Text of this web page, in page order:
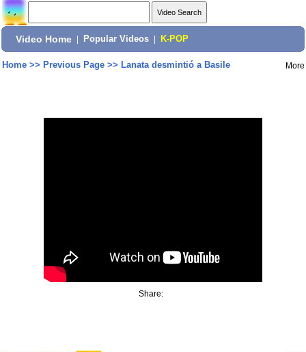
Video Home Popular Videos K-POP
Home>> Previous Page>> Lanata desmintió a Basile More
Share: